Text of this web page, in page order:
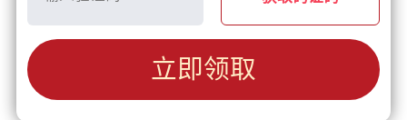
立即领取